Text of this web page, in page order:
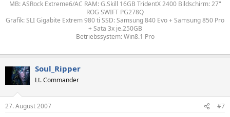
MB: ASRock Extreme6/AC RAM: G.Skill 16GB TridentX 2400 Bildschirm: 27"
ROG SWIFT PG278Q
Grafik: SLI Gigabite Extrem 980 ti SSD: Samsung 840 Evo + Samsung 850 Pro
+ Sata 3x je.250GB
Betriebssystem: Win8.1 Pro
Soul_Ripper
Lt. Commander
27. August 2007 #7